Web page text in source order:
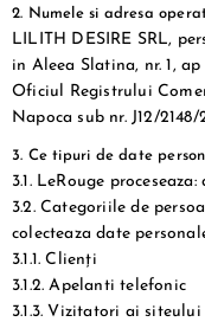
2. Numele si adresa
LILITH DESIRE SRL,
in Aleea Slatina, nr. 1,
Oficiul Registrului
Napoca sub nr. J12/
3. Ce tipuri de date
3.1. LeRouge
3.2. Categoriile de
colecteaza date
3.1.1. Clienți
3.1.2. Apelanti telefonic
3.1.3. Vizitatori ai siteului